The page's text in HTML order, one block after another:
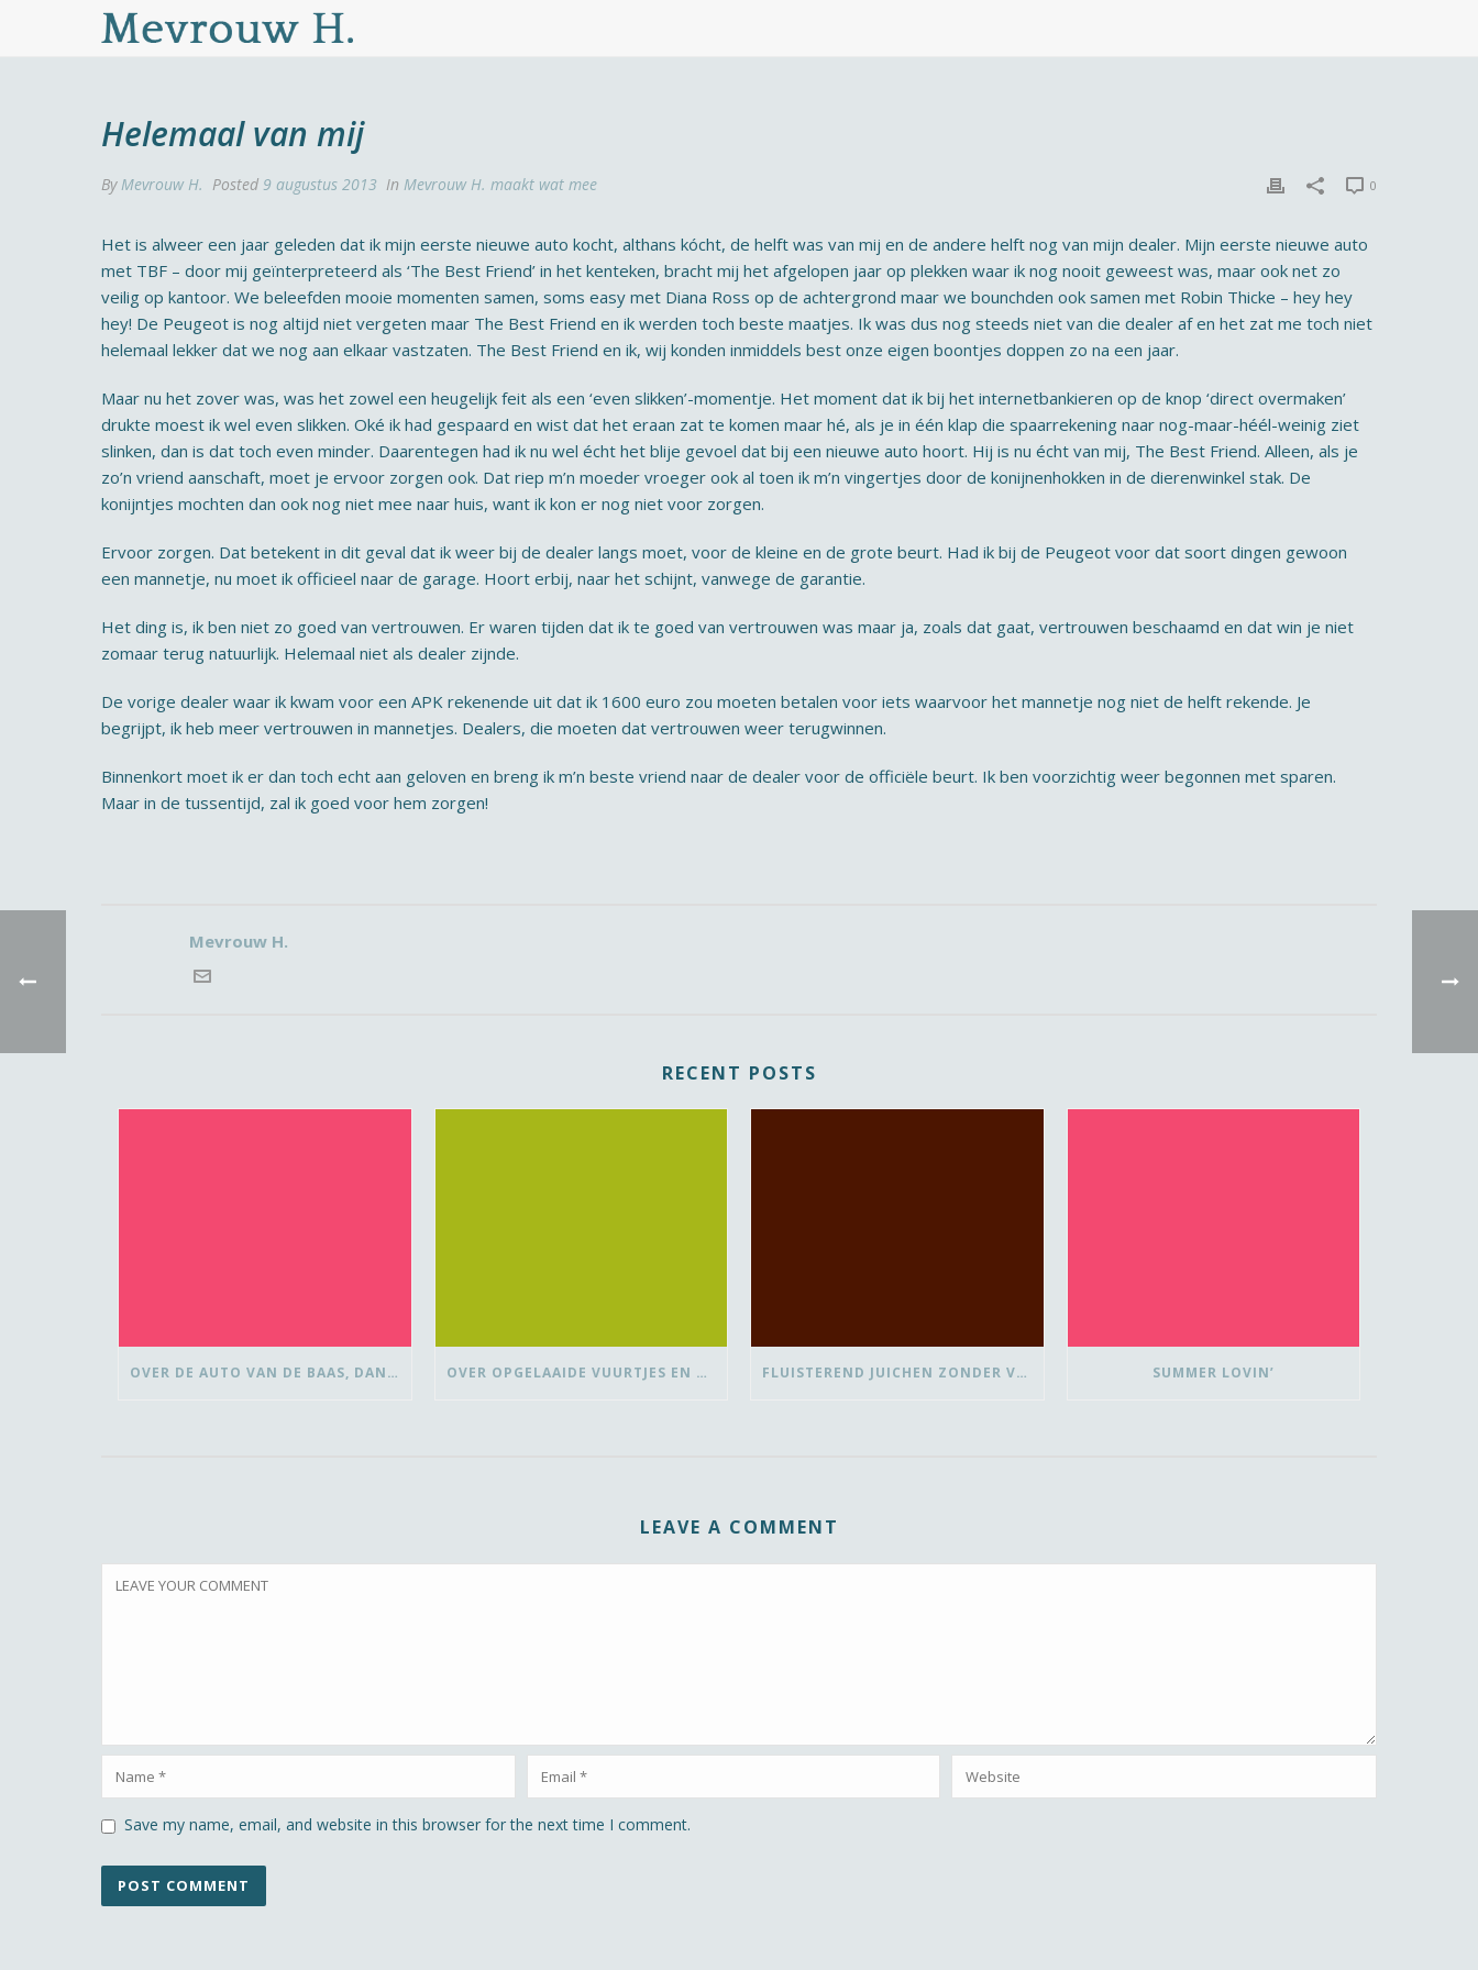
Helemaal van mij
ByMevrouw H. Posted 9 augustus 2013 In Mevrouw H. maakt wat mee 0
Het is alweer een jaar geleden dat ik mijn eerste nieuwe auto kocht, althans kócht, de helft was van mij en de andere helft nog van mijn dealer. Mijn eerste nieuwe auto
met TBF – door mij geïnterpreteerd als ‘The Best Friend’ in het kenteken, bracht mij het afgelopen jaar op plekken waar ik nog nooit geweest was, maar ook net zo
veilig op kantoor. We beleefden mooie momenten samen, soms easy met Diana Ross op de achtergrond maar we bounchden ook samen met Robin Thicke – hey hey
hey! De Peugeot is nog altijd niet vergeten maar The Best Friend en ik werden toch beste maatjes. Ik was dus nog steeds niet van die dealer af en het zat me toch niet
helemaal lekker dat we nog aan elkaar vastzaten. The Best Friend en ik, wij konden inmiddels best onze eigen boontjes doppen zo na een jaar.
Maar nu het zover was, was het zowel een heugelijk feit als een ‘even slikken’-momentje. Het moment dat ik bij het internetbankieren op de knop ‘direct overmaken’
drukte moest ik wel even slikken. Oké ik had gespaard en wist dat het eraan zat te komen maar hé, als je in één klap die spaarrekening naar nog-maar-héél-weinig ziet
slinken, dan is dat toch even minder. Daarentegen had ik nu wel écht het blije gevoel dat bij een nieuwe auto hoort. Hij is nu écht van mij, The Best Friend. Alleen, als je
zo’n vriend aanschaft, moet je ervoor zorgen ook. Dat riep m’n moeder vroeger ook al toen ik m’n vingertjes door de konijnenhokken in de dierenwinkel stak. De
konijntjes mochten dan ook nog niet mee naar huis, want ik kon er nog niet voor zorgen.
Ervoor zorgen. Dat betekent in dit geval dat ik weer bij de dealer langs moet, voor de kleine en de grote beurt. Had ik bij de Peugeot voor dat soort dingen gewoon
een mannetje, nu moet ik officieel naar de garage. Hoort erbij, naar het schijnt, vanwege de garantie.
Het ding is, ik ben niet zo goed van vertrouwen. Er waren tijden dat ik te goed van vertrouwen was maar ja, zoals dat gaat, vertrouwen beschaamd en dat win je niet
zomaar terug natuurlijk. Helemaal niet als dealer zijnde.
De vorige dealer waar ik kwam voor een APK rekenende uit dat ik 1600 euro zou moeten betalen voor iets waarvoor het mannetje nog niet de helft rekende. Je
begrijpt, ik heb meer vertrouwen in mannetjes. Dealers, die moeten dat vertrouwen weer terugwinnen.
Binnenkort moet ik er dan toch echt aan geloven en breng ik m’n beste vriend naar de dealer voor de officiële beurt. Ik ben voorzichtig weer begonnen met sparen.
Maar in de tussentijd, zal ik goed voor hem zorgen!
Mevrouw H.
RECENT POSTS
OVER DE AUTO VAN DE BAAS, DANSEN MET ‘VROUWEN VAN’ EN BEDANK-BLOMMEN OVER OPGELAAIDE VUURTJES EN DE PAUZE FLUISTEREND JUICHEN ZONDER VLAGGETJE SUMMER LOVIN’
LEAVE A COMMENT
Save my name, email, and website in this browser for the next time I comment.